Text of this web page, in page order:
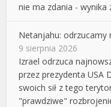
nie ma zdania - wynika
Netanjahu: odrzucamy
9 sierpnia 2026
Izrael odrzuca
przez prezydenta USA
swoich sił z tego
"prawdziwe"